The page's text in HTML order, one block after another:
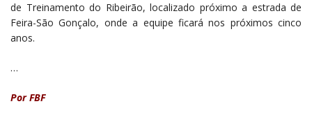
de Treinamento do Ribeirão, localizado próximo a estrada de
Feira-São Gonçalo, onde a equipe ficará nos próximos cinco
anos.
…
Por FBF